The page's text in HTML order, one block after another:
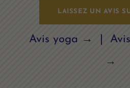
LAISSEZ UN AVIS
Avis yoga →
→